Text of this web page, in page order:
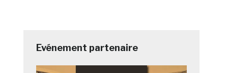
Evénement partenaire